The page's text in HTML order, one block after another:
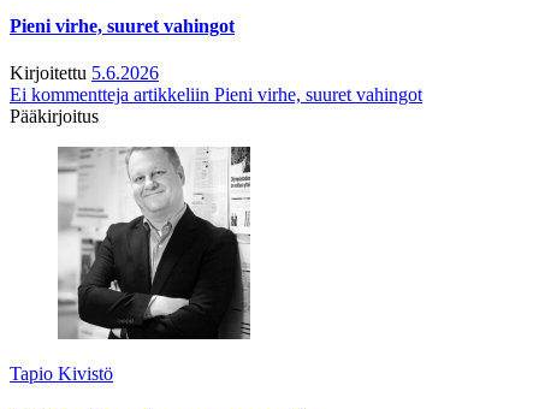
Pieni virhe, suuret vahingot
Kirjoitettu 5.6.2026
Ei kommentteja artikkeliin Pieni virhe, suuret vahingot
Pääkirjoitus
Tapio Kivistö